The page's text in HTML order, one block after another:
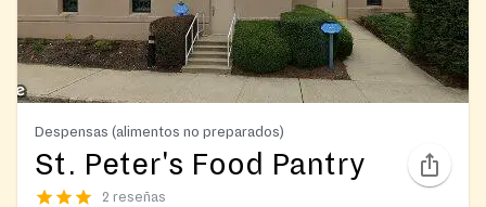
Despensas (alimentos no preparados)
St. Peter's Food Pantry
2 reseñas